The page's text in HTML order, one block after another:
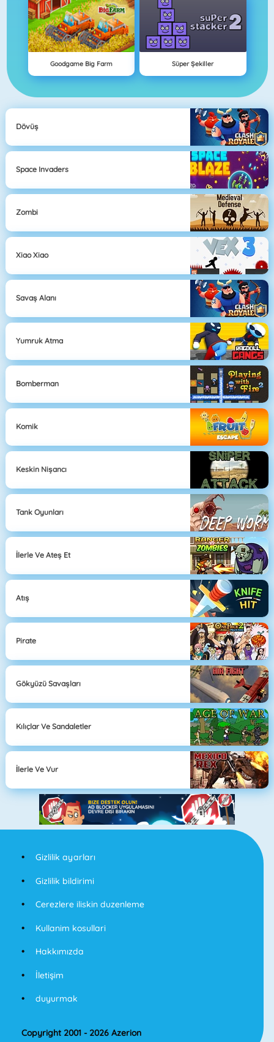
Goodgame Big Farm Süper Şekiller
Dövüş
Space Invaders
Zombi
Xiao Xiao
Savaş Alanı
Yumruk Atma
Bomberman
Komik
Keskin Nişancı
Tank Oyunları
İlerle Ve Ateş Et
Atış
Pirate
Gökyüzü Savaşları
Kılıçlar Ve Sandaletler
İlerle Ve Vur
Gizlilik ayarları
Gizlilik bildirimi
Cerezlere iliskin duzenleme
Kullanim kosullari
Hakkımızda
İletişim
duyurmak
Copyright 2001 - 2026 Azerion